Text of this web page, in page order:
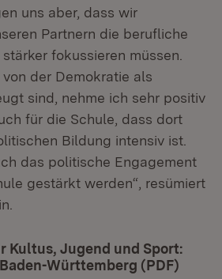
uns aber, dass wir
Partnern die berufliche
fokussieren müssen.
der Demokratie als
sind, nehme ich sehr positiv
für die Schule, dass dort
Bildung intensiv ist.
das politische Engagement
gestärkt werden“, resümiert
Kultus, Jugend und Sport:
Württemberg (PDF)